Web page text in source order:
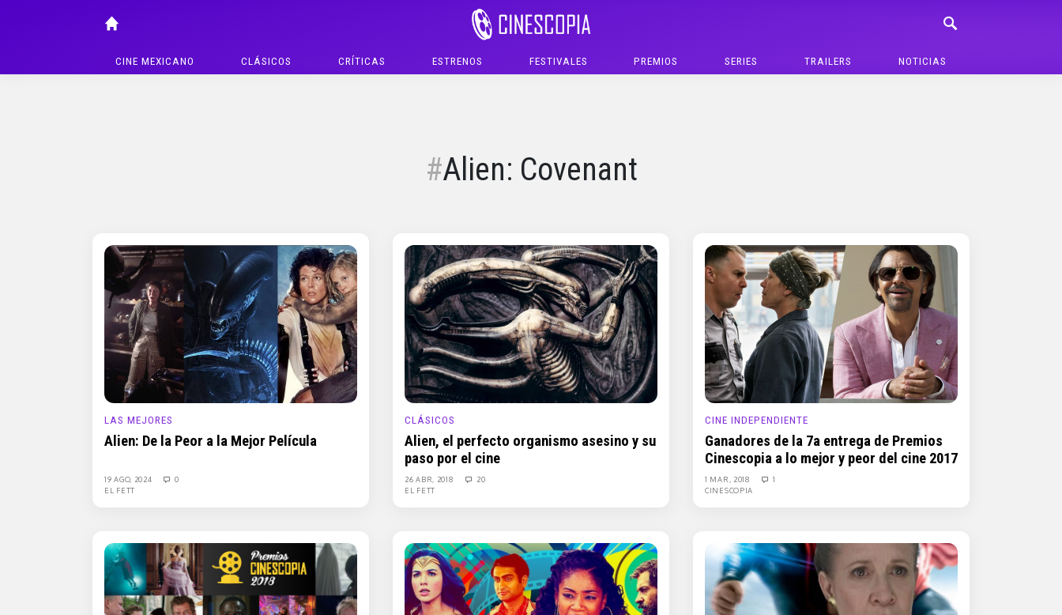
CINE MEXICANO CLÁSICOS CRÍTICAS ESTRENOS FESTIVALES PREMIOS SERIES TRAILERS NOTICIAS
Alien: Covenant
LAS MEJORES
Alien: De la Peor a la Mejor Película
19 AGO, 2024
0
EL FETT
CLÁSICOS
Alien, el perfecto organismo asesino y su
paso por el cine
26 ABR, 2018
20
EL FETT
CINE INDEPENDIENTE
Ganadores de la 7a entrega de Premios
Cinescopia a lo mejor y peor del cine 2017
1 MAR, 2018
1
CINESCOPIA